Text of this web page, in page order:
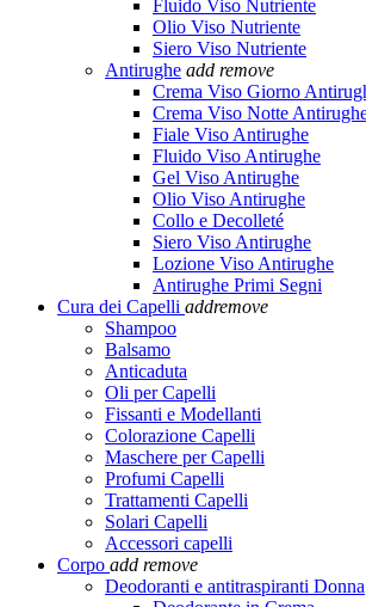
Fluido Viso Nutriente
Olio Viso Nutriente
Siero Viso Nutriente
Antirughe add remove
Crema Viso Giorno
Crema Viso Notte
Fiale Viso Antirughe
Fluido Viso Antirughe
Gel Viso Antirughe
Olio Viso Antirughe
Collo e Decolleté
Siero Viso Antirughe
Lozione Viso Antirughe
Antirughe Primi Segni
Cura dei Capelli addremove
Shampoo
Balsamo
Anticaduta
Oli per Capelli
Fissanti e Modellanti
Colorazione Capelli
Maschere per Capelli
Profumi Capelli
Trattamenti Capelli
Solari Capelli
Accessori capelli
Corpo add remove
Deodoranti e antitraspiranti Donna